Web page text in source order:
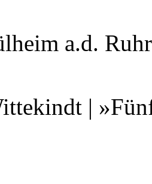
a.d. Ruhr
|